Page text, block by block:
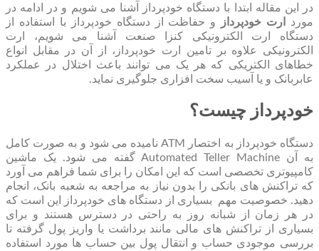
در این مقاله ابتدا با دستگاه خودپرداز آشنا می شویم و در ادامه در
مورد ارت خودپرداز
و حفاظت از دستگاه خودپرداز با استفاده از
دستگاه ارت الکترونیکی کنزا صنعت آشنا می شویم، ارت
الکترونیکی علاوه بر تامین ارت خودپرداز، از آن در مقابل انواع
خطاهای الکتریکی که هر یک می توانند باعث اختلال در عملکرد
عابربانک و یا آسیب سخت افزاری جلوگیری نماید.
خودپرداز چیست؟
دستگاه خودپرداز به اختصار ATM نامیده می شود و به صورت کامل
به آن Automated Teller Machine گفته می شود. یک ماشین
کامپیوتری تخصصی است که این امکان را برای شما فراهم می آورد
که تراکنش های بانکی را بدون نیاز به مراجعه به شعبه بانک، انجام
دهید. خصوصیت مهم بسیاری از دستگاه های خودپرداز این است که
در هر زمان از شبانه روز به راحتی در دسترس هستند و برای
بسیاری از تراکنش های مالی مانند برداشت یا واریز پول گرفته تا
بررسی موجودی حساب و انتقال پول بین حساب ها مورد استفاده